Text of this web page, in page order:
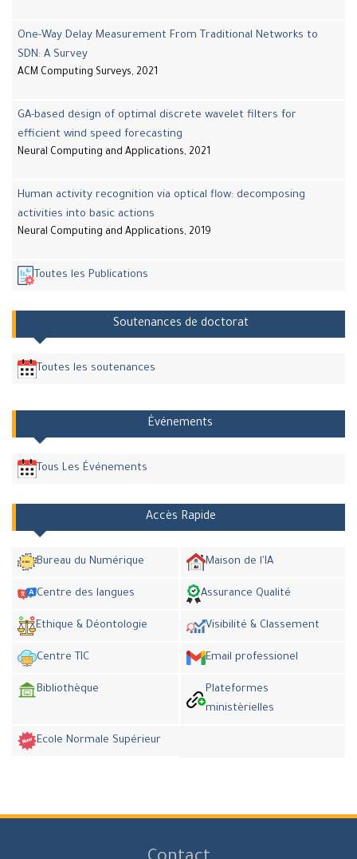
One-Way Delay Measurement From Traditional Networks to
SDN: A Survey
ACM Computing Surveys, 2021
GA-based design of optimal discrete wavelet filters for
efficient wind speed forecasting
Neural Computing and Applications, 2021
Human activity recognition via optical flow: decomposing
activities into basic actions
Neural Computing and Applications, 2019
Toutes les Publications
Soutenances de doctorat
Toutes les soutenances
Événements
Tous Les Événements
Accès Rapide
Bureau du Numérique Maison de l'IA
Centre des langues Assurance Qualité
Ethique & Déontologie Visibilité & Classement
Centre TIC Email professionel
Bibliothèque
Plateformes
ministèrielles
Ecole Normale Supérieur